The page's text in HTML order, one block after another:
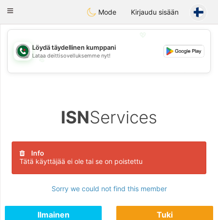
Weshrak
Toggle
Mode Kirjaudu sisään
💖
💕
Löydä täydellinen kumppani
Lataa deittisovelluksemme nyt!
ISNServices
Info
Tätä käyttäjää ei ole tai se on poistettu
Sorry we could not find this member
Ilmainen Tuki